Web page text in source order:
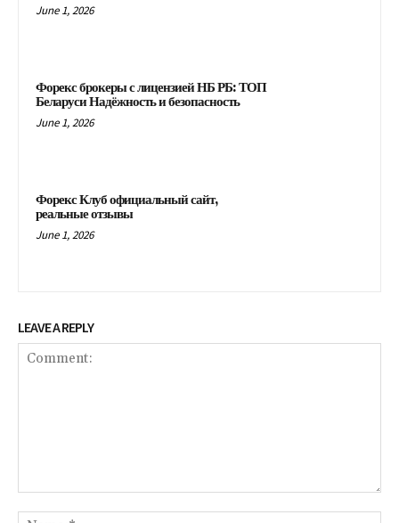
June 1, 2026
Форекс брокеры с лицензией НБ РБ: ТОП
Беларуси Надёжность и безопасность
June 1, 2026
Форекс Клуб официальный сайт,
реальные отзывы
June 1, 2026
LEAVE A REPLY